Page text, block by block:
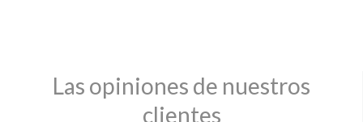
Las opiniones de nuestros
clientes